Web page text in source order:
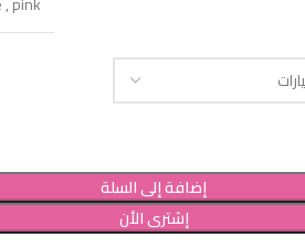
إضافة إلى السلة
إشترى الأن